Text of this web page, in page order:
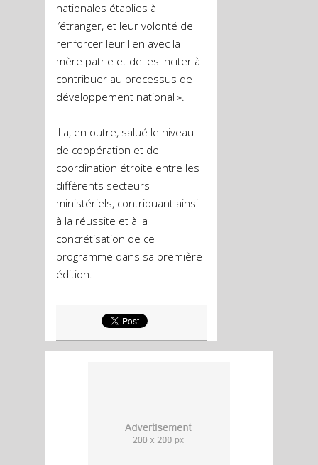
nationales établies à
l’étranger, et leur volonté de
renforcer leur lien avec la
mère patrie et de les inciter à
contribuer au processus de
développement national ».
Il a, en outre, salué le niveau
de coopération et de
coordination étroite entre les
différents secteurs
ministériels, contribuant ainsi
à la réussite et à la
concrétisation de ce
programme dans sa première
édition.